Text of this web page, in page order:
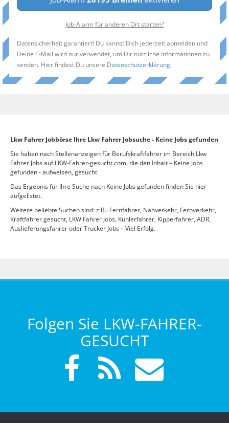
Job-Alarm für anderen Ort starten?
Datensicherheit garantiert! Du kannst Dich jederzeit abmelden und
Deine E-Mail wird nur verwendet, um Dir nützliche Informationen zu
senden. Hier findest Du unsere Datenschutzerklärung.
Lkw Fahrer Jobbörse Ihre Lkw Fahrer Jobsuche - Keine Jobs gefunden
Sie haben nach Stellenanzeigen für Berufskraftfahrer im Bereich Lkw
Fahrer Jobs auf LKW-Fahrer-gesucht.com, die den Inhalt – Keine Jobs
gefunden - aufweisen, gesucht.
Das Ergebnis für Ihre Suche nach Keine Jobs gefunden finden Sie hier
aufgelistet.
Weitere beliebte Suchen sind: z.B.: Fernfahrer, Nahverkehr, Fernverkehr,
Kraftfahrer gesucht, LKW Fahrer Jobs, Kühlerfahrer, Kipperfahrer, ADR,
Auslieferungsfahrer oder Trucker Jobs – Viel Erfolg.
Folgen Sie LKW-FAHRER-
GESUCHT